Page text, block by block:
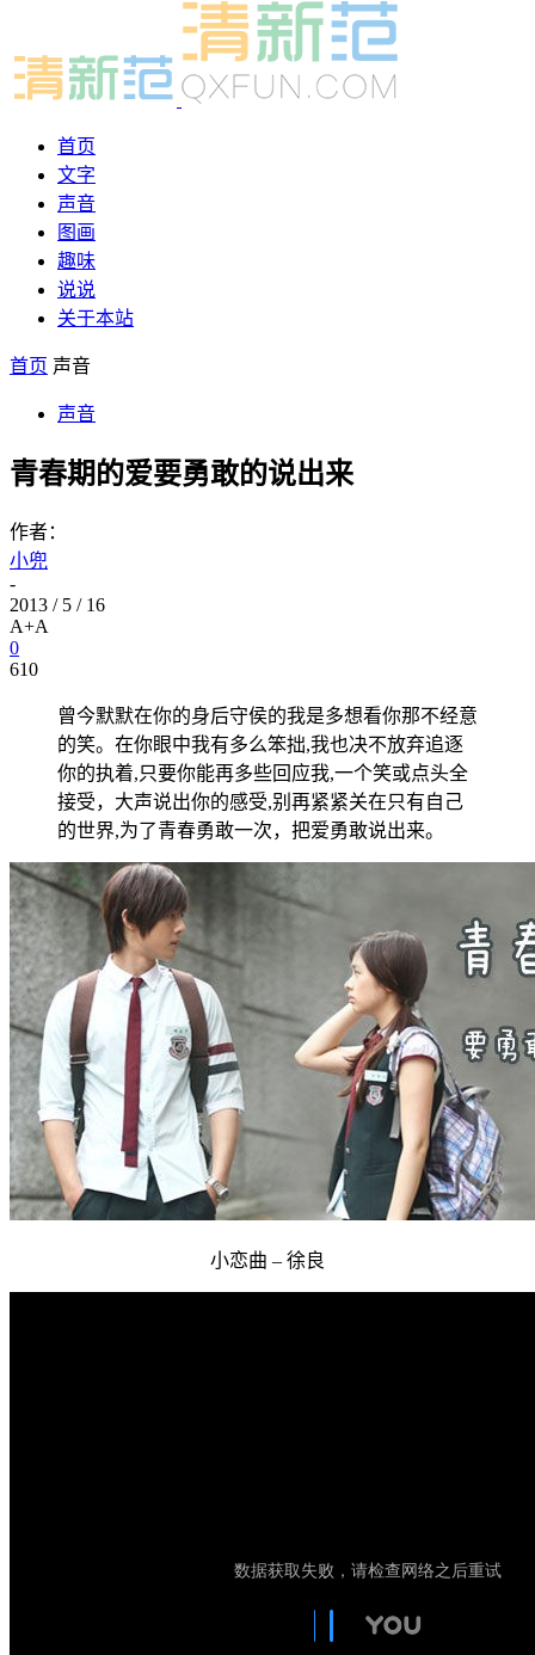
首页
文字
声音
图画
趣味
说说
关于本站
首页 声音
声音
青春期的爱要勇敢的说出来
作者：
小兜
-
2013 / 5 / 16
A+A
0
610
曾今默默在你的身后守侯的我是多想看你那不经意
的笑。在你眼中我有多么笨拙,我也决不放弃追逐
你的执着,只要你能再多些回应我,一个笑或点头全
接受，大声说出你的感受,别再紧紧关在只有自己
的世界,为了青春勇敢一次，把爱勇敢说出来。
小恋曲 – 徐良